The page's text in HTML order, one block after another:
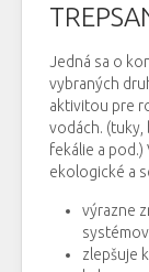
Jedná sa o
vybraných
aktivitou pre
vodách. (tuky,
fekálie a
ekologické a
výrazne
systémov
zlepšuje